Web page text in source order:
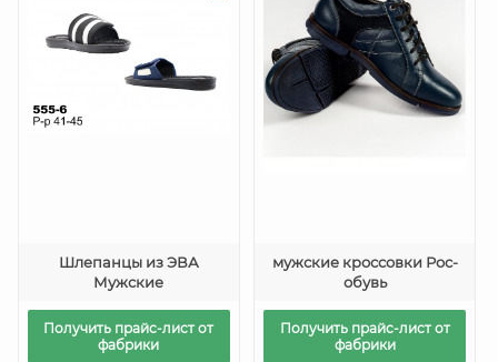
Шлепанцы из ЭВА
Мужские
Получить прайс-лист от
фабрики
мужские кроссовки Рос-
обувь
Получить прайс-лист от
фабрики